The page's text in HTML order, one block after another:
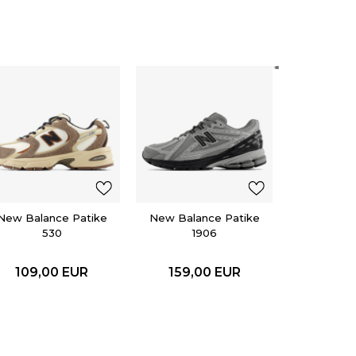
Balance Patike
530
109,00 EUR
New Balance Patike
1906
159,00 EUR